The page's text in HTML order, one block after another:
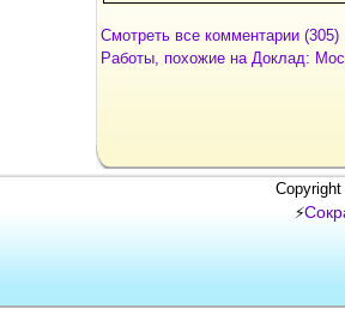
Смотреть все комментарии (305)
Работы, похожие на Доклад:
⚡